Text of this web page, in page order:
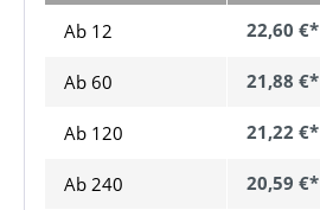
Ab 12 22,60 €*
Ab 60 21,88 €*
Ab 120 21,22 €*
Ab 240 20,59 €*